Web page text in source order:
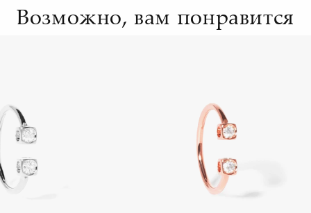
Возможно, вам понравится